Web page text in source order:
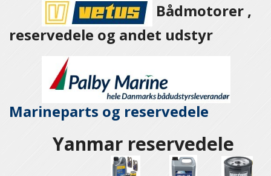
Bådmotorer ,
reservedele og andet udstyr
Marineparts og reservedele
Yanmar reservedele